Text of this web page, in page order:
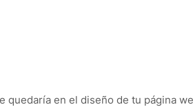
en el diseño de tu página